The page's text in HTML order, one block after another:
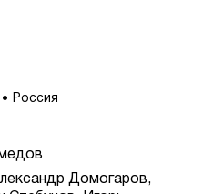
Россия
Домогаров,